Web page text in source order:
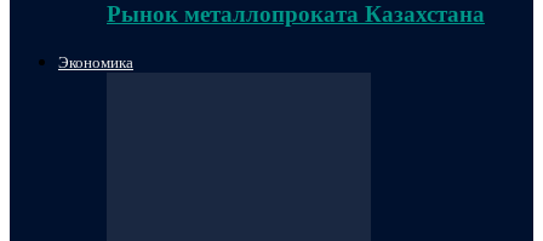
Рынок металлопроката Казахстана
Экономика